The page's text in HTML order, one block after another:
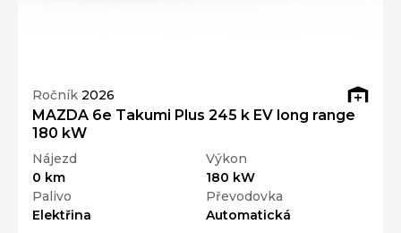
Ročník 2026
MAZDA 6e Takumi Plus 245 k EV long range
180 kW
Nájezd
0 km
Výkon
180 kW
Palivo
Elektřina
Převodovka
Automatická